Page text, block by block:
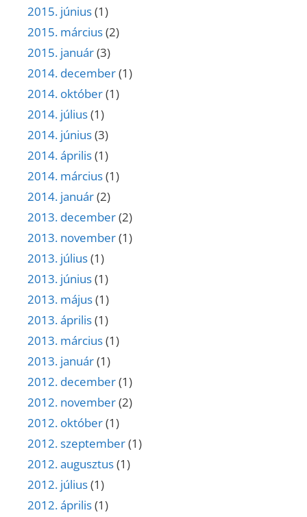
2015. június(1)
2015. március(2)
2015. január(3)
2014. december(1)
2014. október(1)
2014. július(1)
2014. június(3)
2014. április(1)
2014. március(1)
2014. január(2)
2013. december(2)
2013. november(1)
2013. július(1)
2013. június(1)
2013. május(1)
2013. április(1)
2013. március(1)
2013. január(1)
2012. december(1)
2012. november(2)
2012. október(1)
2012. szeptember(1)
2012. augusztus(1)
2012. július(1)
2012. április(1)